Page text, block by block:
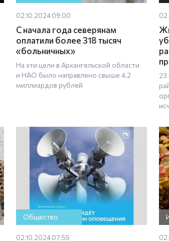
02.10.2024 09:00
С начала года северянам
оплатили более 318 тысяч
«больничных»
На эти цели в Архангельской области
и НАО было направлено свыше 4,2
миллиардов рублей
23
Общество
02.10.2024 07:55